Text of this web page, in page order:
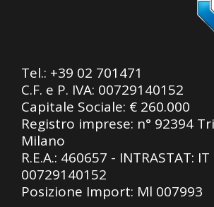
Tel.: +39 02 701471
C.F. e P. IVA: 00729140152
Capitale Sociale: € 260.000
Registro imprese: n° 92394
Milano
R.E.A.: 460657 - INTRASTAT: IT
00729140152
Posizione Import: Ml 007993